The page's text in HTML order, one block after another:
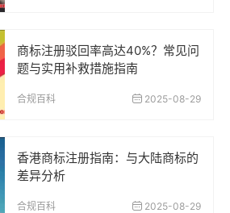
商标注册驳回率高达40%？常见问
题与实用补救措施指南
合规百科 2025-08-29
香港商标注册指南：与大陆商标的
差异分析
合规百科 2025-08-29